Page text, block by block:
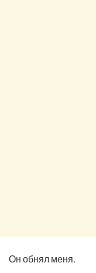
Он обнял меня.